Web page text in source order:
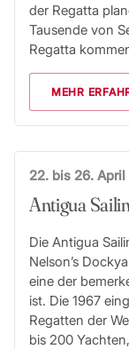
der Regatta
Tausende von
Regatta
MEHR
22. bis 26.
Antigua
Die Antigua
Nelson’s
eine der
ist. Die 1967
Regatten der
bis 200